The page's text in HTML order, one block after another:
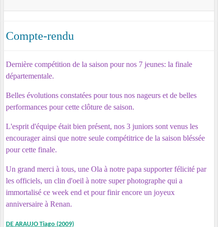
Compte-rendu
Dernière compétition de la saison pour nos 7 jeunes: la finale
départementale.
Belles évolutions constatées pour tous nos nageurs et de belles
performances pour cette clôture de saison.
L'esprit d'équipe était bien présent, nos 3 juniors sont venus les
encourager ainsi que notre seule compétitrice de la saison bléssée
pour cette finale.
Un grand merci à tous, une Ola à notre papa supporter félicité par
les officiels, un clin d'oeil à notre super photographe qui a
immortalisé ce week end et pour finir encore un joyeux
anniversaire à Renan.
DE ARAUJO Tiago (2009)